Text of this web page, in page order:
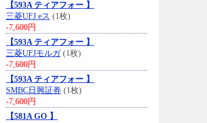
【593A ティアフォー 】
三菱UFJ eス (1枚)
-7,600円
【593A ティアフォー 】
三菱UFJモルガ(1枚)
-7,600円
【593A ティアフォー 】
SMBC日興証券 (1枚)
-7,600円
【581A GO 】